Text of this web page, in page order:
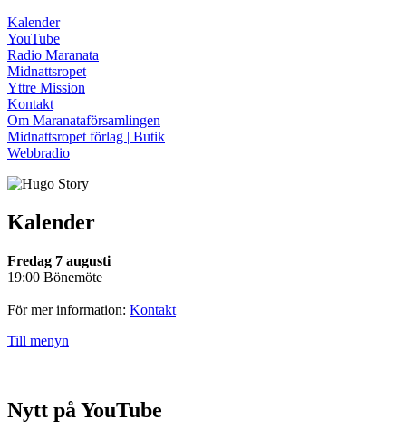
Kalender
YouTube
Radio Maranata
Midnattsropet
Yttre Mission
Kontakt
Om Maranataförsamlingen
Midnattsropet förlag | Butik
Webbradio
Kalender
Fredag 7 augusti
19:00 Bönemöte
För mer information: Kontakt
Till menyn
Nytt på YouTube